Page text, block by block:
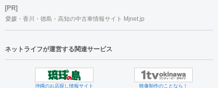
[PR]
愛媛・香川・徳島・高知の中古車情報サイト Mjnet.jp
ネットライフが運営する関連サービス
沖縄のお店探し情報サイト 映像制作のことなら！